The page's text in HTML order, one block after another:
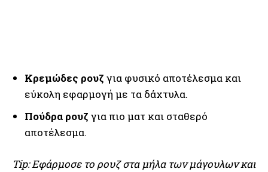
Κρεμώδες ρουζ για φυσικό αποτέλεσμα και
εύκολη εφαρμογή με τα δάχτυλα.
Πούδρα ρουζ για πιο ματ και σταθερό
αποτέλεσμα.
Tip: Εφάρμοσε το ρουζ στα μήλα των μάγουλων και